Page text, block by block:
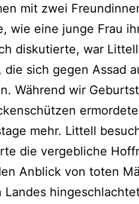
mit zwei
wie eine junge Frau
diskutierte, war
die sich gegen Assad
Während wir
mehr. Littell
die vergebliche
Anblick von toten
Landes